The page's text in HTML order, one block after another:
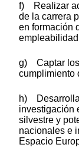
f) Realizar
de la carrera
en formación
g) Captar los
cumplimiento
h)
investigación
silvestre y
nacionales e
Espacio